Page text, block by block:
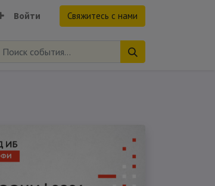
Войти Свяжитесь с нами